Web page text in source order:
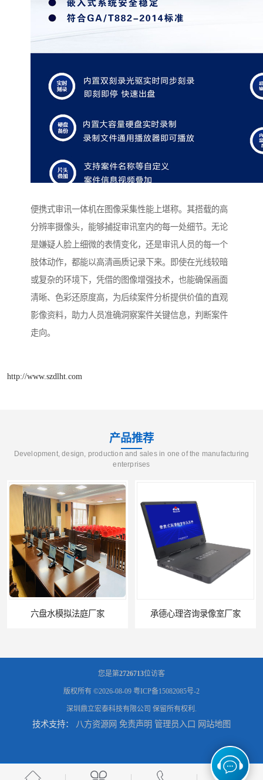
便携式审讯一体机在图像采集性能上堪称。其搭载的高
分辨率摄像头，能够捕捉审讯室内的每一处细节。无论
是嫌疑人脸上细微的表情变化，还是审讯人员的每一个
肢体动作，都能以高清画质记录下来。即使在光线较暗
或复杂的环境下，凭借的图像增强技术，也能确保画面
清晰、色彩还原度高，为后续案件分析提供价值的直观
影像资料，助力人员准确洞察案件关键信息，判断案件
走向。​
http://www.szdlht.com
产品推荐
Development, design, production and sales in one of the manufacturing
enterprises
六盘水模拟法庭厂家 承德心理咨询录像室厂家
潍坊智能语音识别转写费用 规范化 晋中远程提讯设备
您是第2726713位访客
版权所有 ©2026-08-09 粤ICP备15082085号-2
深圳鼎立宏泰科技有限公司 保留所有权利.
技术支持： 八方资源网 免责声明 管理员入口 网站地图